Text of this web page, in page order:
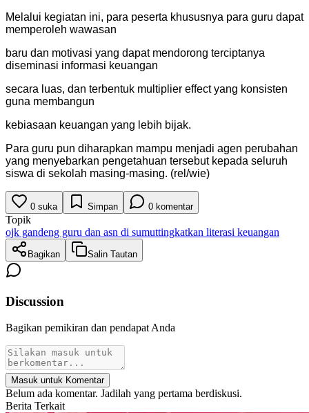
Melalui kegiatan ini, para peserta khususnya para guru dapat
memperoleh wawasan
baru dan motivasi yang dapat mendorong terciptanya
diseminasi informasi keuangan
secara luas, dan terbentuk multiplier effect yang konsisten
guna membangun
kebiasaan keuangan yang lebih bijak.
Para guru pun diharapkan mampu menjadi agen perubahan
yang menyebarkan pengetahuan tersebut kepada seluruh
siswa di sekolah masing-masing. (rel/wie)
0 suka Simpan 0 komentar
Topik
ojk gandeng guru dan asn di sumuttingkatkan literasi keuangan
Bagikan Salin Tautan
Discussion
Bagikan pemikiran dan pendapat Anda
Masuk untuk Komentar
Belum ada komentar. Jadilah yang pertama berdiskusi.
Berita Terkait